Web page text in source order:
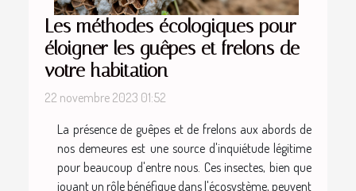
Les méthodes écologiques pour
éloigner les guêpes et frelons de
votre habitation
22 novembre 2023 01:52
La présence de guêpes et de frelons aux abords de
nos demeures est une source d'inquiétude légitime
pour beaucoup d'entre nous. Ces insectes, bien que
jouant un rôle bénéfique dans l'écosystème, peuvent